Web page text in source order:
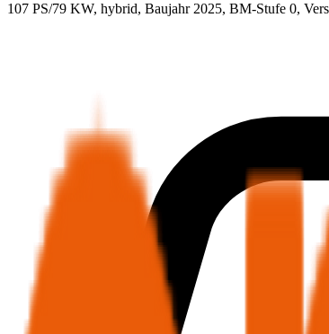
107 PS/79 KW, hybrid, Baujahr 2025, BM-Stufe 0,